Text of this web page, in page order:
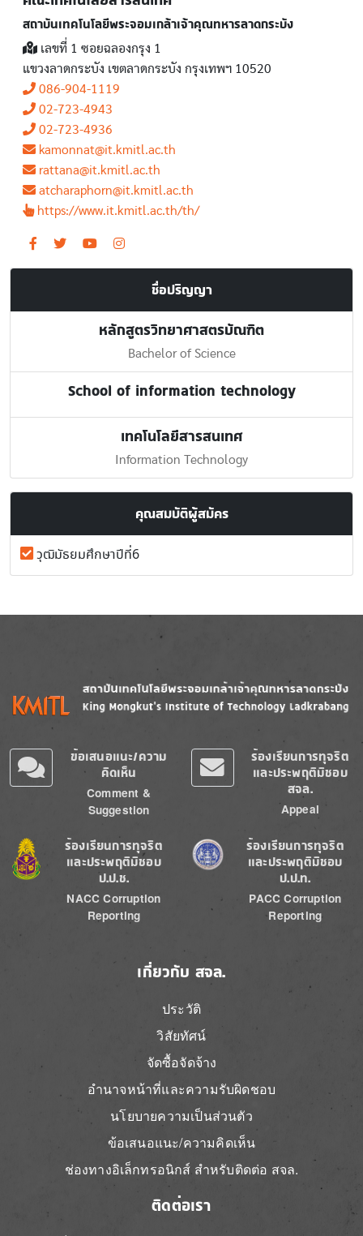
สถาบันเทคโนโลยีพระจอมเกล้าเจ้าคุณทหารลาดกระบัง
เลขที่ 1 ซอยฉลองกรุง 1
แขวงลาดกระบัง เขตลาดกระบัง กรุงเทพฯ 10520
086-904-1119
02-723-4943
02-723-4936
kamonnat@it.kmitl.ac.th
rattana@it.kmitl.ac.th
atcharaphorn@it.kmitl.ac.th
https://www.it.kmitl.ac.th/th/
ชื่อปริญญา
หลักสูตรวิทยาศาสตรบัณฑิต
Bachelor of Science
School of information technology
เทคโนโลยีสารสนเทศ
Information Technology
คุณสมบัติผู้สมัคร
วุฒิมัธยมศึกษาปีที่6
Image
ข้อเสนอแนะ/ความ
คิดเห็น
Comment &
Suggestion
ร้องเรียนการทุจริต
และประพฤติมิชอบ
สจล.
Appeal
Image
ร้องเรียนการทุจริต
และประพฤติมิชอบ
ป.ป.ช.
NACC Corruption
Reporting
Image
ร้องเรียนการทุจริต
และประพฤติมิชอบ
ป.ป.ท.
PACC Corruption
Reporting
เกี่ยวกับ สจล.
ประวัติ
วิสัยทัศน์
จัดซื้อจัดจ้าง
อำนาจหน้าที่และความรับผิดชอบ
นโยบายความเป็นส่วนตัว
ข้อเสนอแนะ/ความคิดเห็น
ช่องทางอิเล็กทรอนิกส์ สำหรับติดต่อ สจล.
ติดต่อเรา